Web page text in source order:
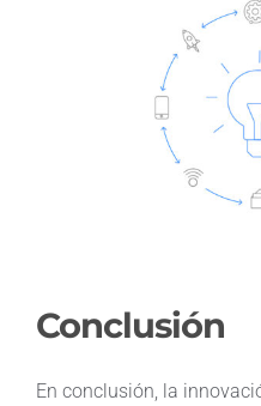
Conclusión
En conclusión, la